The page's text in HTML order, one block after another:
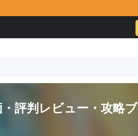
評判レビュー・攻略ブ